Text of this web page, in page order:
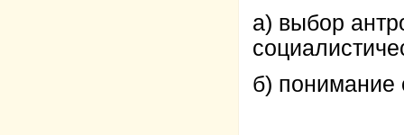
а) выбор
б) понимание